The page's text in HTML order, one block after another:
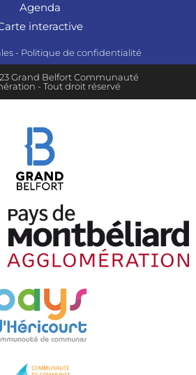
Agenda
interactive
- Politique de confidentialité
Grand Belfort Communauté
- Tout droit réservé